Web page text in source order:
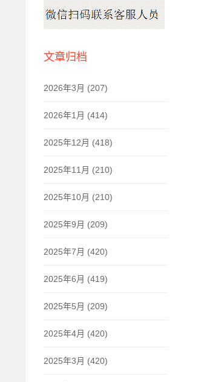
文章归档
2026年3月 (207)
2026年1月 (414)
2025年12月 (418)
2025年11月 (210)
2025年10月 (210)
2025年9月 (209)
2025年7月 (420)
2025年6月 (419)
2025年5月 (209)
2025年4月 (420)
2025年3月 (420)